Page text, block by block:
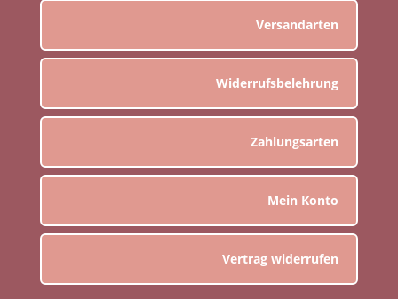
Versandarten
Widerrufsbelehrung
Zahlungsarten
Mein Konto
Vertrag widerrufen